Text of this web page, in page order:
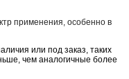
применения, особенно в
или под заказ, таких
чем аналогичные более